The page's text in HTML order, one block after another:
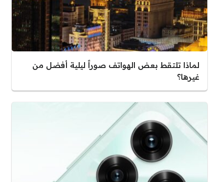
لماذا تلتقط بعض الهواتف صوراً ليلية أفضل من
غيرها؟